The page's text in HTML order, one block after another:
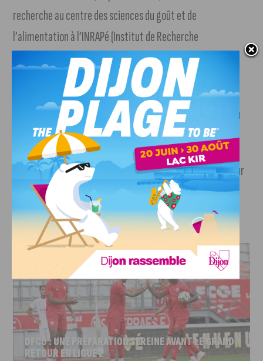
recherche au centre des sciences du goût et de
l’alimentation à l’INRAPé (Institut de Recherche
Agronomique), a réponduaux questions de nos confères
France bleu Bourgogne (suivre notre lien)
Demain, le DFCO (11e) affrontera Le Havre (2e)
au
stade Gaston Gérard. Coup d’envoi du match à 19 heures.
Quant à la JDA Basket, elle se déplacera le même jour
à Gravelines-Dunkerque. Début du match à 20 heures.
J'AIME LE DFCO
DFCO : UNE PRÉPARATION SEREINE AVANT LE GRAND
RETOUR EN LIGUE 2